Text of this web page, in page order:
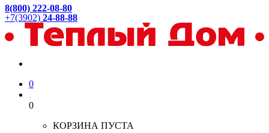
8(800) 222-08-80
+7(3902) 24-88-88
0
0
КОРЗИНА ПУСТА